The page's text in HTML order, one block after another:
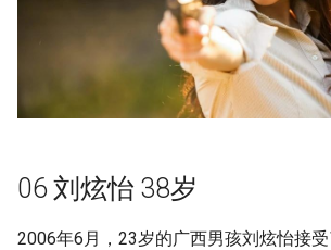
06 刘炫怡 38岁
2006年6月，23岁的广西男孩刘炫怡接受